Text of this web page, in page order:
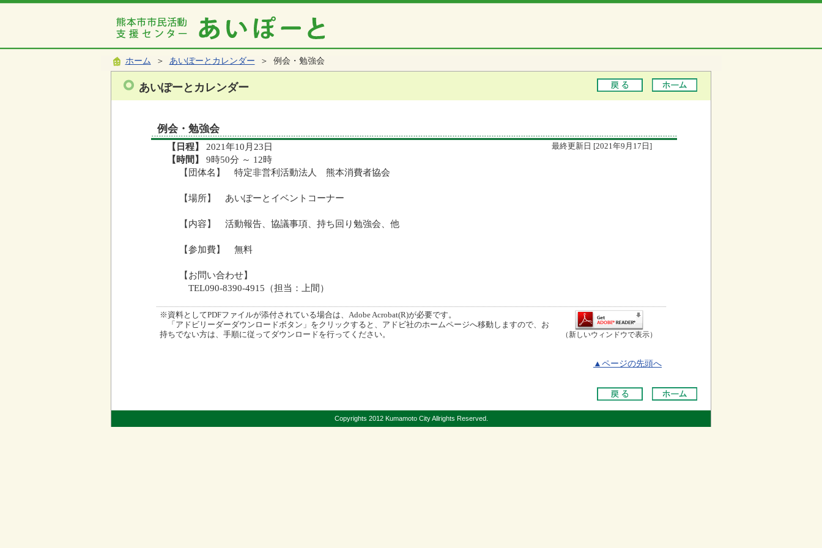
ホーム ＞ あいぽーとカレンダー ＞ 例会・勉強会
あいぽーとカレンダー
例会・勉強会
【日程】 2021年10月23日 最終更新日 [2021年9月17日]
【時間】
9時50分 ～ 12時
【団体名】 特定非営利活動法人 熊本消費者協会
【場所】 あいぽーとイベントコーナー
【内容】 活動報告、協議事項、持ち回り勉強会、他
【参加費】 無料
【お問い合わせ】
TEL090-8390-4915（担当：上間）
※資料としてPDFファイルが添付されている場合は、Adobe Acrobat(R)が必要です。
「アドビリーダーダウンロードボタン」をクリックすると、アドビ社のホームページへ移動しますので、お
持ちでない方は、手順に従ってダウンロードを行ってください。
（新しいウィンドウで表示）
▲ページの先頭へ
Copyrights 2012 Kumamoto City Allrights Reserved.